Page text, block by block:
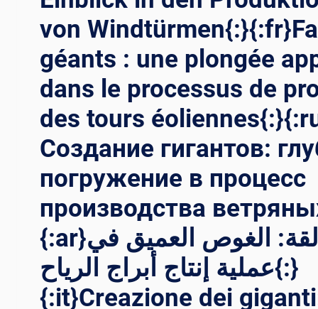
von
géants : une plongée
dans le processus de
des tours
Создание гигантов:
погружение в процесс
производства
{:ar}صناعة العمالقة: الغوص العميق في
عملية إنتاج أبراج الرياح{:}
{:it}Creazione dei